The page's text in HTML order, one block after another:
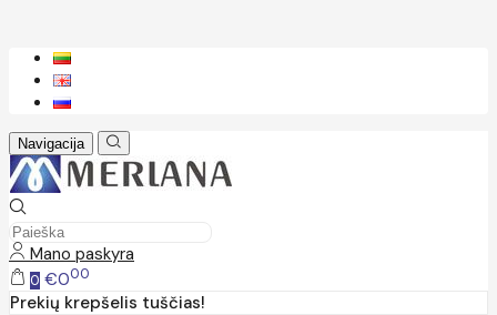
Navigacija
Mano paskyra
0 €000
Prekių krepšelis tuščias!